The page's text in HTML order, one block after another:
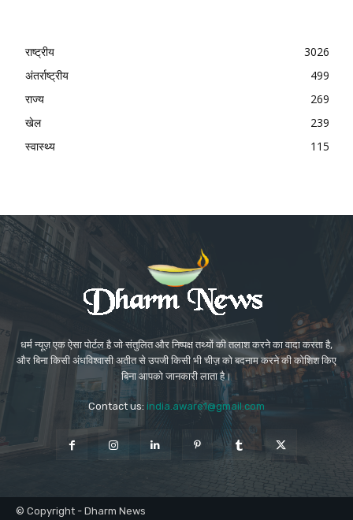
राष्ट्रीय
3026
अंतर्राष्ट्रीय
499
राज्य
269
खेल
239
स्वास्थ्य
115
धर्म न्यूज़ एक ऐसा पोर्टल है जो संतुलित और निष्पक्ष तथ्यों की तलाश करने का वादा करता है,
और बिना किसी अंधविश्वासी अतीत से उपजी किसी भी चीज़ को बदनाम करने की कोशिश किए
बिना आपको जानकारी लाता है।
Contact us: india.aware1@gmail.com
© Copyright - Dharm News